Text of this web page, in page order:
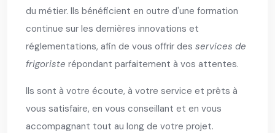
du métier. Ils bénéficient en outre d'une formation
continue sur les dernières innovations et
réglementations, afin de vous offrir des services de
frigoriste répondant parfaitement à vos attentes.
Ils sont à votre écoute, à votre service et prêts à
vous satisfaire, en vous conseillant et en vous
accompagnant tout au long de votre projet.